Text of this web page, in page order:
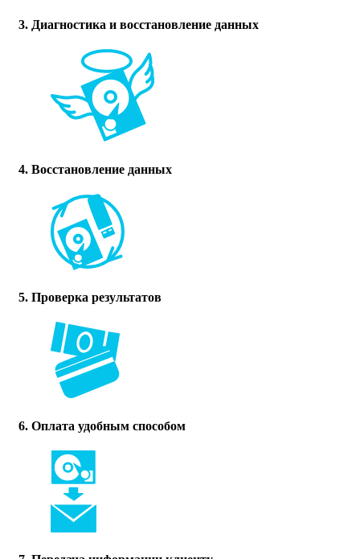
3. Диагностика и восстановление данных
4. Восстановление данных
5. Проверка результатов
6. Оплата удобным способом